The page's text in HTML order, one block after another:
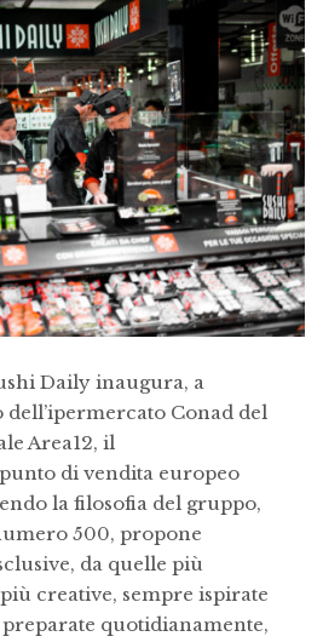
Daily inaugura, a
Conad del
Area12, il
di vendita europeo
la filosofia del gruppo,
500, propone
da quelle più
creative, sempre ispirate
preparate quotidianamente,